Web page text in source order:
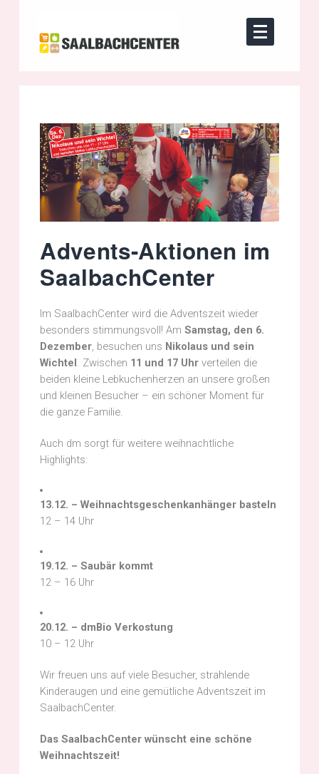
Advents-Aktionen im
SaalbachCenter
Im SaalbachCenter wird die Adventszeit wieder
besonders stimmungsvoll! AmSamstag, den 6.
Dezember, besuchen uns Nikolaus und sein
Wichtel. Zwischen 11 und 17 Uhr verteilen die
beiden kleine Lebkuchenherzen an unsere großen
und kleinen Besucher – ein schöner Moment für
die ganze Familie.
Auch dm sorgt für weitere weihnachtliche
Highlights:
13.12. – Weihnachtsgeschenkanhänger basteln
12 – 14 Uhr
19.12. – Saubär kommt
12 – 16 Uhr
20.12. – dmBio Verkostung
10 – 12 Uhr
Wir freuen uns auf viele Besucher, strahlende
Kinderaugen und eine gemütliche Adventszeit im
SaalbachCenter.
Das SaalbachCenter wünscht eine schöne
Weihnachtszeit!